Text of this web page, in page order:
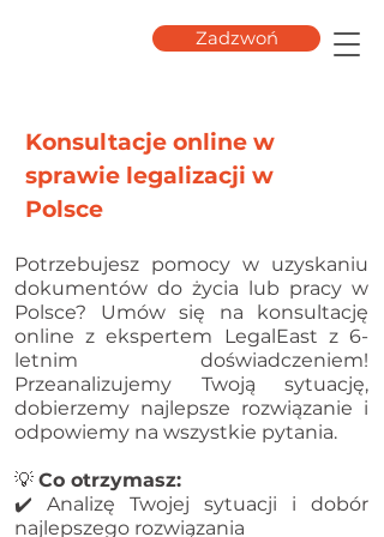
Zadzwoń
Konsultacje online w
sprawie legalizacji w
Polsce
Potrzebujesz pomocy w uzyskaniu
dokumentów do życia lub pracy w
Polsce? Umów się na konsultację
online z ekspertem LegalEast z 6-
letnim doświadczeniem!
Przeanalizujemy Twoją sytuację,
dobierzemy najlepsze rozwiązanie i
odpowiemy na wszystkie pytania.
💡 Co otrzymasz:
✔️ Analizę Twojej sytuacji i dobór
najlepszego rozwiązania